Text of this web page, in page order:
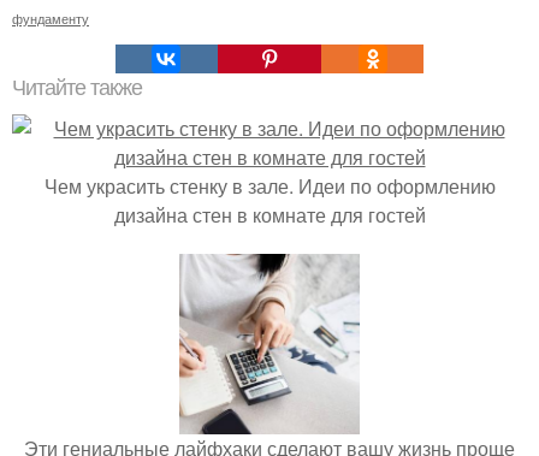
фундаменту
Читайте также
Чем украсить стенку в зале. Идеи по оформлению
дизайна стен в комнате для гостей
Эти гениальные лайфхаки сделают вашу жизнь проще